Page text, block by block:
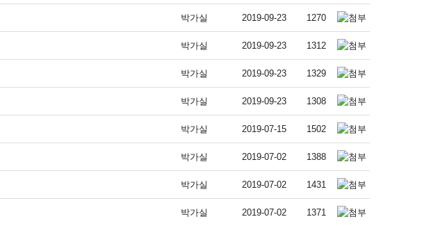
박가실 2019-09-23 1270
박가실 2019-09-23 1312
박가실 2019-09-23 1329
박가실 2019-09-23 1308
박가실 2019-07-15 1502
박가실 2019-07-02 1388
박가실 2019-07-02 1431
박가실 2019-07-02 1371